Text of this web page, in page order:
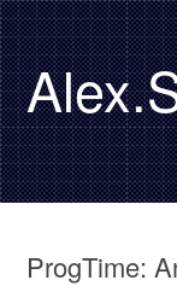
ProgTime: